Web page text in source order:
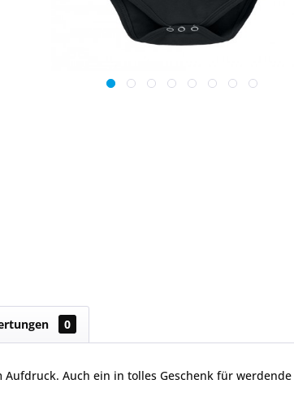
0
Aufdruck. Auch ein in tolles Geschenk für